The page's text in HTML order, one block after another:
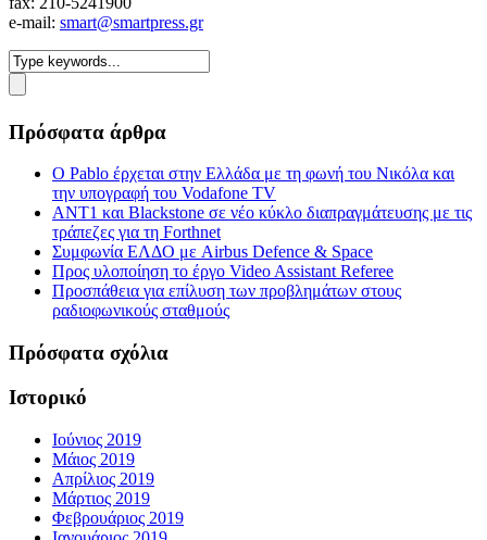
e-mail: smart@smartpress.gr
Πρόσφατα άρθρα
Ο Pablo έρχεται στην Ελλάδα με τη φωνή του Νικόλα και
την υπογραφή του Vodafone TV
ΑΝΤ1 και Blackstone σε νέο κύκλο διαπραγμάτευσης με τις
τράπεζες για τη Forthnet
Συμφωνία ΕΛΔΟ με Airbus Defence & Space
Προς υλοποίηση το έργο Video Assistant Referee
Προσπάθεια για επίλυση των προβλημάτων στους
ραδιοφωνικούς σταθμούς
Πρόσφατα σχόλια
Ιστορικό
Ιούνιος 2019
Μάιος 2019
Απρίλιος 2019
Μάρτιος 2019
Φεβρουάριος 2019